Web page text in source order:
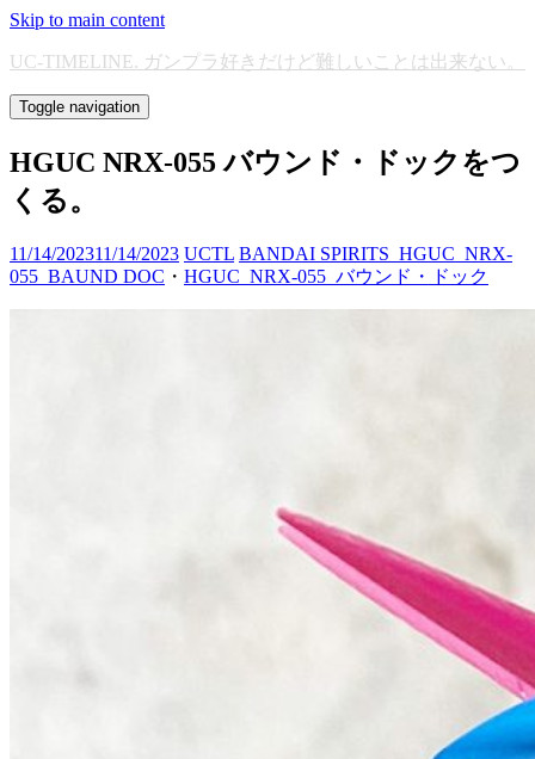
Skip to main content
UC-TIMELINE. ガンプラ好きだけど難しいことは出来ない。
Toggle navigation
HGUC NRX-055 バウンド・ドックをつ
くる。
11/14/202311/14/2023 UCTL BANDAI SPIRITS_HGUC_NRX-
055_BAUND DOC ・ HGUC_NRX-055_バウンド・ドック